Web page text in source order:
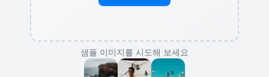
샘플 이미지를 시도해 보세요